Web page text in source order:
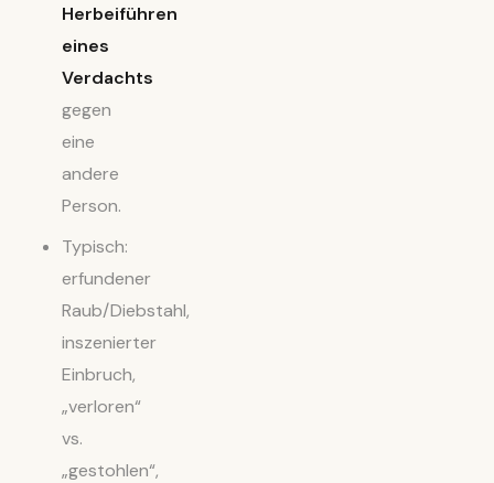
Herbeiführen
eines
Verdachts
gegen
eine
andere
Person.
Typisch:
erfundener
Raub/Diebstahl,
inszenierter
Einbruch,
„verloren“
vs.
„gestohlen“,